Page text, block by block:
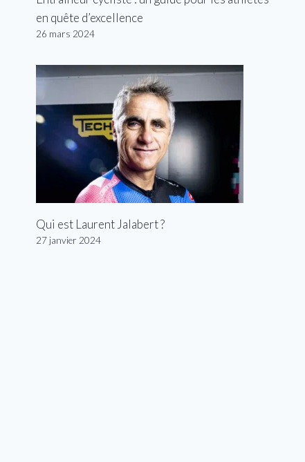
en quête d’excellence
26 mars 2024
Qui est Laurent Jalabert ?
27 janvier 2024